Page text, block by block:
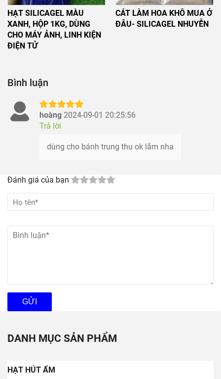
HẠT SILICAGEL MÀU
XANH, HỘP 1KG, DÙNG
CHO MÁY ẢNH, LINH KIỆN
ĐIỆN TỬ
CÁT LÀM HOA KHÔ MUA Ở
ĐÂU- SILICAGEL NHUYỄN
Bình luận
hoàng 2024-09-01 20:25:56
Trả lời
dùng cho bánh trung thu ok lắm nha
Đánh giá của bạn
GỬI
DANH MỤC SẢN PHẨM
HẠT HÚT ẨM